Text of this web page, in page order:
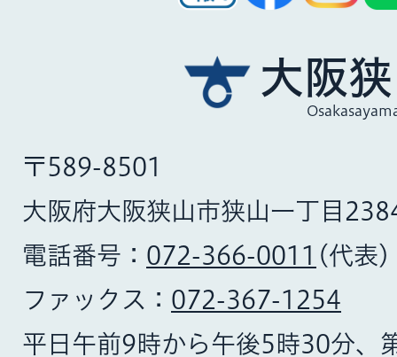
大阪
〒589-8501
大阪府大阪狭山市狭山一丁目
電話番号： 072-366-0011 (代表)
ファックス： 072-367-1254
平日午前9時から午後5時30分、